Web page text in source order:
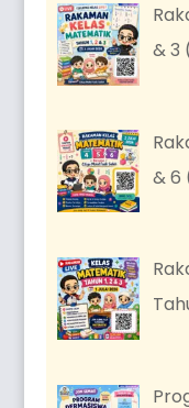
& 3
& 6